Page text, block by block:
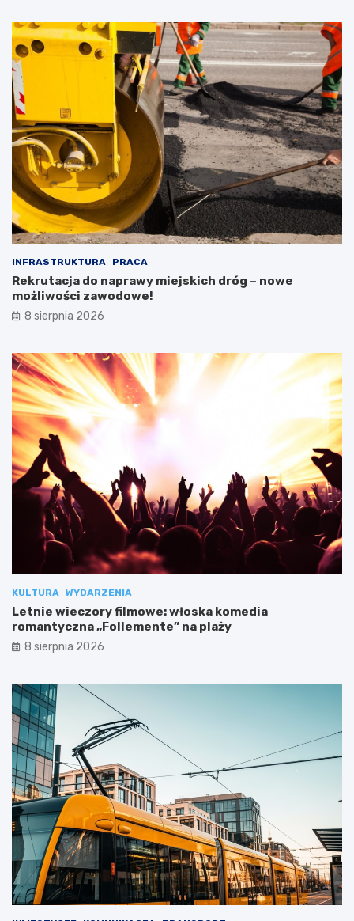
INFRASTRUKTURA PRACA
Rekrutacja do naprawy miejskich dróg – nowe
możliwości zawodowe!
8 sierpnia 2026
KULTURA WYDARZENIA
Letnie wieczory filmowe: włoska komedia
romantyczna „Follemente” na plaży
8 sierpnia 2026